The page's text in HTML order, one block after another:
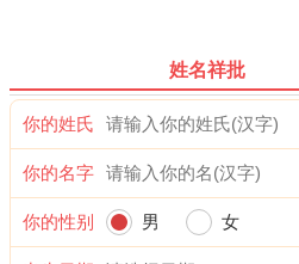
姓名祥批
你的姓氏
你的名字
你的性别 男 女